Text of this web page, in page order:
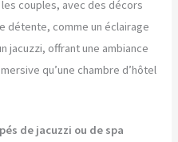
couples, avec des décors
détente, comme un éclairage
jacuzzi, offrant une ambiance
qu’une chambre d’hôtel
de jacuzzi ou de spa